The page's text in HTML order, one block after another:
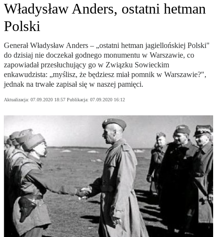
Władysław Anders, ostatni hetman
Polski
Generał Władysław Anders – „ostatni hetman jagiellońskiej Polski"
do dzisiaj nie doczekał godnego monumentu w Warszawie, co
zapowiadał przesłuchujący go w Związku Sowieckim
enkawudzista: „myślisz, że będziesz miał pomnik w Warszawie?",
jednak na trwałe zapisał się w naszej pamięci.
Aktualizacja: 07.09.2020 18:57 Publikacja: 07.09.2020 16:12